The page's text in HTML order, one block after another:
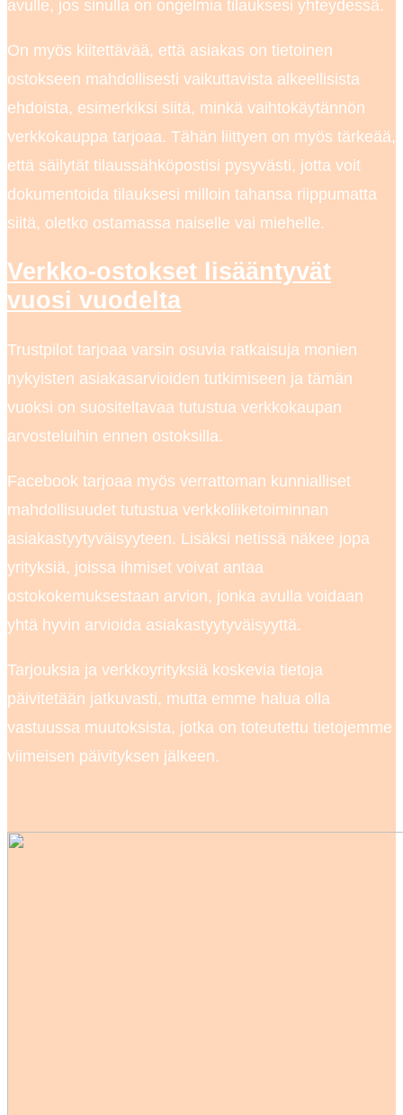
avulle, jos sinulla on ongelmia tilauksesi yhteydessä.
On myös kiitettävää, että asiakas on tietoinen
ostokseen mahdollisesti vaikuttavista alkeellisista
ehdoista, esimerkiksi siitä, minkä vaihtokäytännön
verkkokauppa tarjoaa. Tähän liittyen on myös tärkeää,
että säilytät tilaussähköpostisi pysyvästi, jotta voit
dokumentoida tilauksesi milloin tahansa riippumatta
siitä, oletko ostamassa naiselle vai miehelle.
Verkko-ostokset lisääntyvät
vuosi vuodelta
Trustpilot tarjoaa varsin osuvia ratkaisuja monien
nykyisten asiakasarvioiden tutkimiseen ja tämän
vuoksi on suositeltavaa tutustua verkkokaupan
arvosteluihin ennen ostoksilla.
Facebook tarjoaa myös verrattoman kunnialliset
mahdollisuudet tutustua verkkoliiketoiminnan
asiakastyytyväisyyteen. Lisäksi netissä näkee jopa
yrityksiä, joissa ihmiset voivat antaa
ostokokemuksestaan arvion, jonka avulla voidaan
yhtä hyvin arvioida asiakastyytyväisyyttä.
Tarjouksia ja verkkoyrityksiä koskevia tietoja
päivitetään jatkuvasti, mutta emme halua olla
vastuussa muutoksista, jotka on toteutettu tietojemme
viimeisen päivityksen jälkeen.